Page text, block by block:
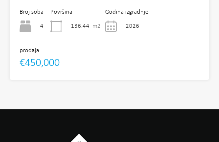
Broj soba
4
Površina
136.44 m2
Godina izgradnje
2026
prodaja
€450,000